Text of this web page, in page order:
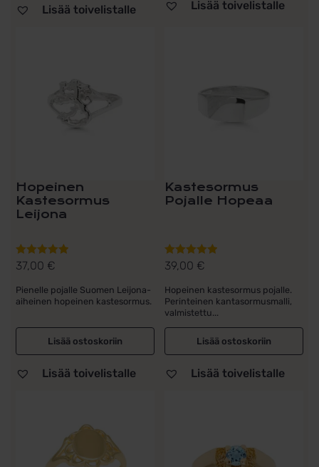
Lisää toivelistalle Lisää toivelistalle
Hopeinen
Kastesormus
Leijona
Arvostelu
5.00/ 5
37,00 €
Pienelle pojalle Suomen Leijona-
aiheinen hopeinen kastesormus.
Lisää ostoskoriin
Lisää toivelistalle
Kastesormus
Pojalle Hopeaa
Arvostelu
5.00/ 5
39,00 €
Hopeinen kastesormus pojalle.
Perinteinen kantasormusmalli,
valmistettu...
Lisää ostoskoriin
Lisää toivelistalle